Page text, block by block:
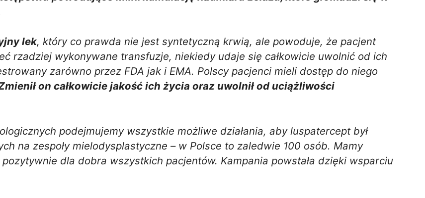
lek, który co prawda nie jest syntetyczną krwią, ale powoduje, że pacjent
rzadziej wykonywane transfuzje, niekiedy udaje się całkowicie uwolnić od ich
zarówno przez FDA jak i EMA. Polscy pacjenci mieli dostęp do niego
on całkowicie jakość ich życia oraz uwolnił od uciążliwości
podejmujemy wszystkie możliwe działania, aby luspatercept był
na zespoły mielodysplastyczne – w Polsce to zaledwie 100 osób. Mamy
dla dobra wszystkich pacjentów. Kampania powstała dzięki wsparciu